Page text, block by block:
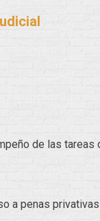
de las tareas
a penas